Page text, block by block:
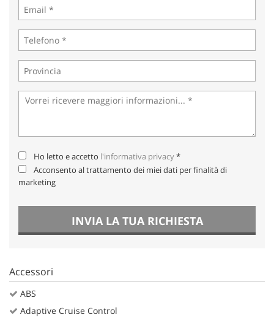
Ho letto e accetto l'informativa privacy*
Acconsento al trattamento dei miei dati per finalità di
marketing
INVIA LA TUA RICHIESTA
Accessori
ABS
Adaptive Cruise Control